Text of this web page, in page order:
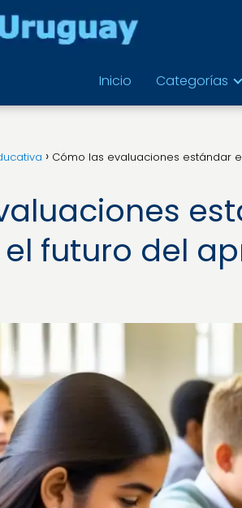
Inicio Categorías
Cómo las evaluaciones estándar
futuro del